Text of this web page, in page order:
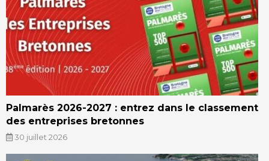
Palmarès 2026-2027 : entrez dans le classement
des entreprises bretonnes
30 juillet 2026